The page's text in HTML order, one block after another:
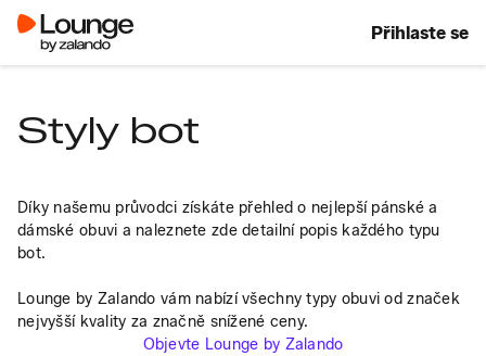
Přihlaste se
Styly bot
Díky našemu průvodci získáte přehled o nejlepší pánské a
dámské obuvi a naleznete zde detailní popis každého typu
bot.
Lounge by Zalando vám nabízí všechny typy obuvi od značek
nejvyšší kvality za značně snížené ceny.
Objevte Lounge by Zalando